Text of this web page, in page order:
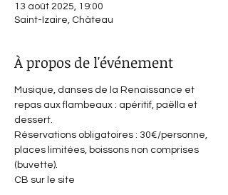
13 août 2025, 19:00
Saint-Izaire, Château
À propos de l'événement
Musique, danses de la Renaissance et
repas aux flambeaux : apéritif, paëlla et
dessert.
Réservations obligatoires : 30€/personne,
places limitées, boissons non comprises
(buvette).
CB sur le site